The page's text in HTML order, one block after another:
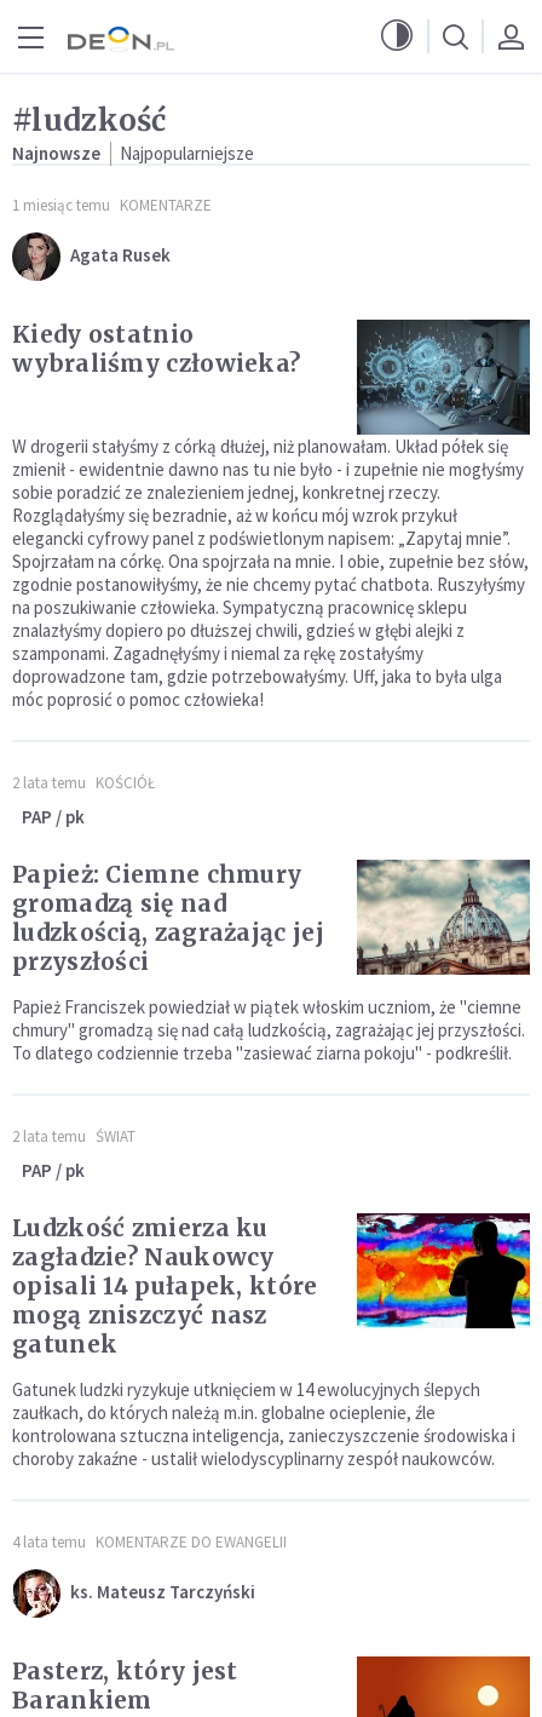
#ludzkość
Najnowsze Najpopularniejsze
1 miesiąc temu KOMENTARZE
Agata Rusek
Kiedy ostatnio
wybraliśmy człowieka?
W drogerii stałyśmy z córką dłużej, niż planowałam. Układ półek się
zmienił - ewidentnie dawno nas tu nie było - i zupełnie nie mogłyśmy
sobie poradzić ze znalezieniem jednej, konkretnej rzeczy.
Rozglądałyśmy się bezradnie, aż w końcu mój wzrok przykuł
elegancki cyfrowy panel z podświetlonym napisem: „Zapytaj mnie”.
Spojrzałam na córkę. Ona spojrzała na mnie. I obie, zupełnie bez słów,
zgodnie postanowiłyśmy, że nie chcemy pytać chatbota. Ruszyłyśmy
na poszukiwanie człowieka. Sympatyczną pracownicę sklepu
znalazłyśmy dopiero po dłuższej chwili, gdzieś w głębi alejki z
szamponami. Zagadnęłyśmy i niemal za rękę zostałyśmy
doprowadzone tam, gdzie potrzebowałyśmy. Uff, jaka to była ulga
móc poprosić o pomoc człowieka!
2 lata temu KOŚCIÓŁ
PAP / pk
Papież: Ciemne chmury
gromadzą się nad
ludzkością, zagrażając jej
przyszłości
Papież Franciszek powiedział w piątek włoskim uczniom, że "ciemne
chmury" gromadzą się nad całą ludzkością, zagrażając jej przyszłości.
To dlatego codziennie trzeba "zasiewać ziarna pokoju" - podkreślił.
2 lata temu ŚWIAT
PAP / pk
Ludzkość zmierza ku
zagładzie? Naukowcy
opisali 14 pułapek, które
mogą zniszczyć nasz
gatunek
Gatunek ludzki ryzykuje utknięciem w 14 ewolucyjnych ślepych
zaułkach, do których należą m.in. globalne ocieplenie, źle
kontrolowana sztuczna inteligencja, zanieczyszczenie środowiska i
choroby zakaźne - ustalił wielodyscyplinarny zespół naukowców.
4 lata temu KOMENTARZE DO EWANGELII
ks. Mateusz Tarczyński
Pasterz, który jest
Barankiem